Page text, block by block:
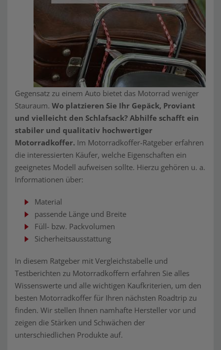
Gegensatz zu einem Auto bietet das Motorrad weniger
Stauraum. Wo platzieren Sie Ihr Gepäck, Proviant
und vielleicht den Schlafsack? Abhilfe schafft ein
stabiler und qualitativ hochwertiger
Motorradkoffer. Im Motorradkoffer-Ratgeber erfahren
die interessierten Käufer, welche Eigenschaften ein
geeignetes Modell aufweisen sollte. Hierzu gehören u. a.
Informationen über:
Material
passende Länge und Breite
Füll- bzw. Packvolumen
Sicherheitsausstattung
In diesem Ratgeber mit Vergleichstabelle und
Testberichten zu Motorradkoffern erfahren Sie alles
Wissenswerte und alle wichtigen Kaufkriterien, um den
besten Motorradkoffer für Ihren nächsten Roadtrip zu
finden. Wir stellen Ihnen namhafte Hersteller vor und
zeigen die Stärken und Schwächen der
unterschiedlichen Produkte auf.